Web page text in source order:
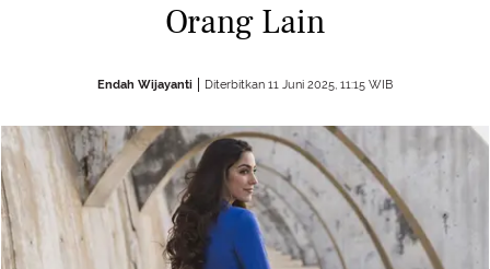
Orang Lain
Endah Wijayanti Diterbitkan 11 Juni 2025, 11:15 WIB